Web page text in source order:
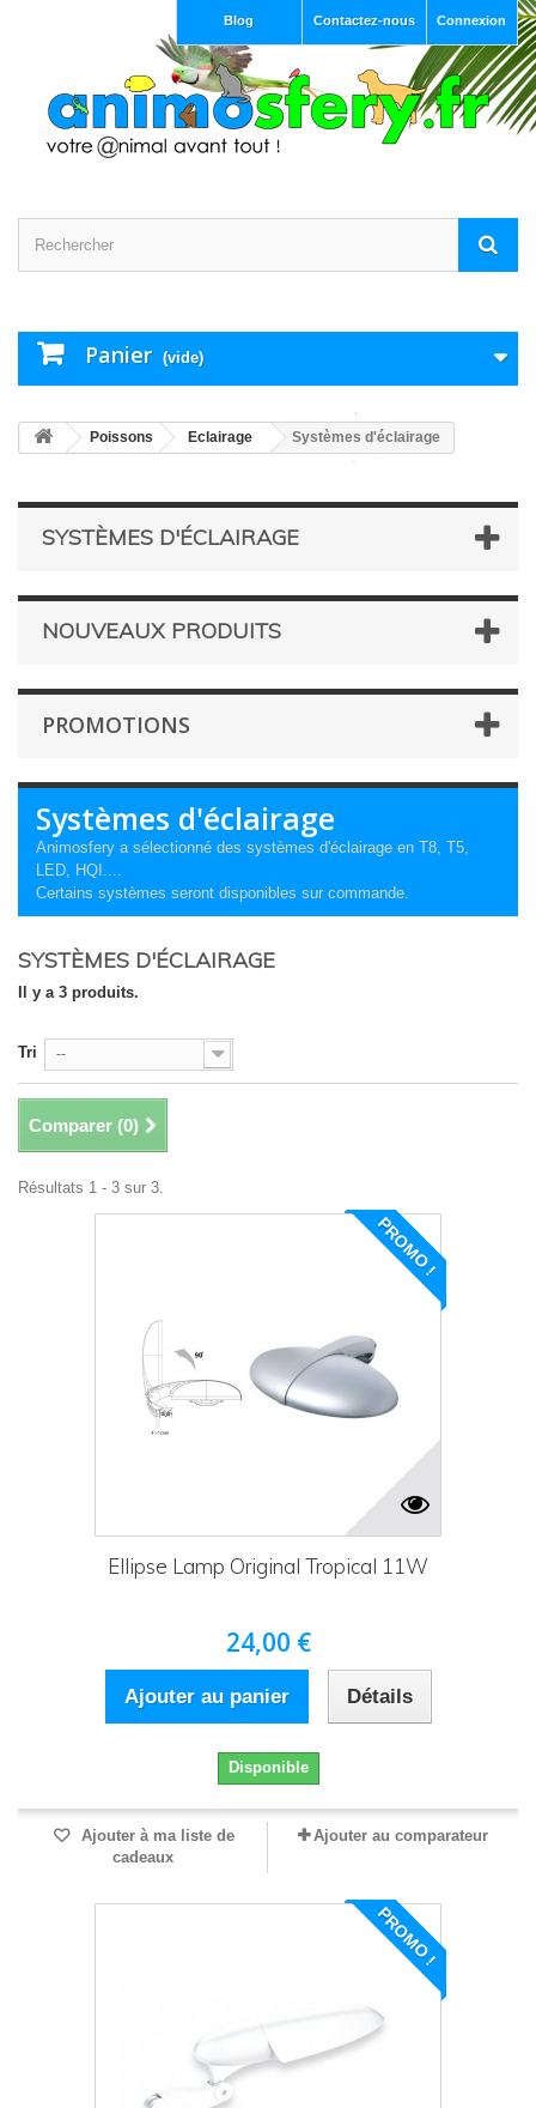
Connexion
Contactez-nous
Blog
Panier (vide)
Poissons Eclairage Systèmes d'éclairage
SYSTÈMES D'ÉCLAIRAGE
NOUVEAUX PRODUITS
PROMOTIONS
Systèmes d'éclairage
Animosfery a sélectionné des systèmes d'éclairage en T8, T5,
LED, HQI....
Certains systèmes seront disponibles sur commande.
SYSTÈMES D'ÉCLAIRAGE
Il y a 3 produits.
Tri --
Comparer (0)
Résultats 1 - 3 sur 3.
PROMO !
Ellipse Lamp Original Tropical 11W
24,00 €
Ajouter au panier Détails
Disponible
Ajouter à ma liste de
cadeaux
Ajouter au comparateur
PROMO !